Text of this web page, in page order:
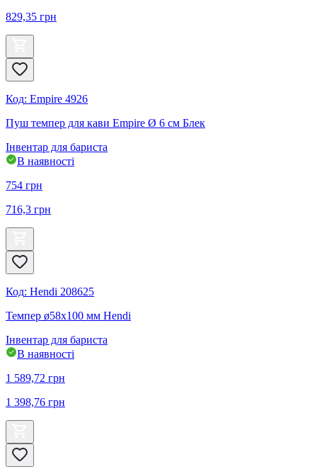
829,35 грн
Код: Empire 4926
Пуш темпер для кави Empire Ø 6 см Блек
Інвентар для бариста
В наявності
754 грн
716,3 грн
Код: Hendi 208625
Темпер ø58x100 мм Hendi
Інвентар для бариста
В наявності
1 589,72 грн
1 398,76 грн